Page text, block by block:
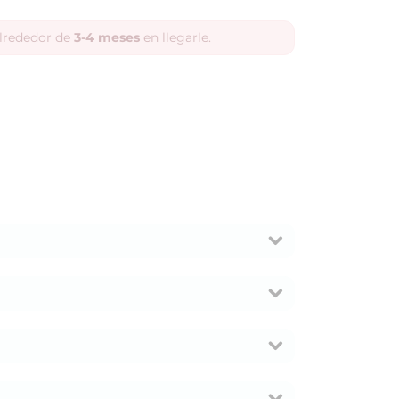
de 3-4 mesesen llegarle.